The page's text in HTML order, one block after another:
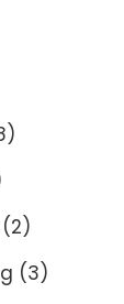
(2)
(3)